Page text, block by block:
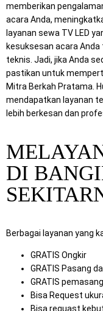
memberikan
acara Anda,
layanan sewa TV LED
kesuksesan acara
teknis. Jadi, jika Anda
pastikan untuk
Mitra Berkah Pratama.
mendapatkan layanan
lebih berkesan dan
DI
Berbagai layanan yang
GRATIS Ongkir
GRATIS Pasang
GRATIS
Bisa Request
Bisa requast